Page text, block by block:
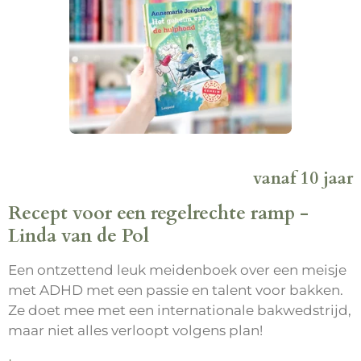
vanaf 10 jaar
Recept voor een regelrechte ramp -
Linda van de Pol
Een ontzettend leuk meidenboek over een meisje
met ADHD met een passie en talent voor bakken.
Ze doet mee met een internationale bakwedstrijd,
maar niet alles verloopt volgens plan!